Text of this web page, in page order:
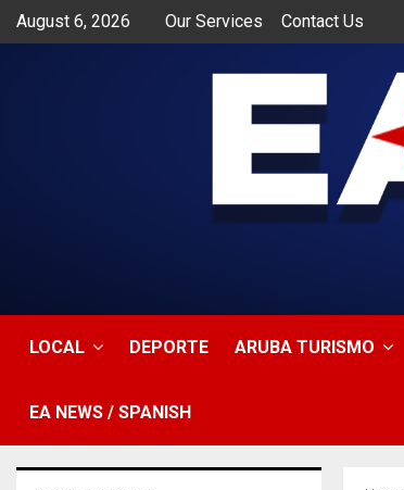
August 6, 2026 Our Services Contact Us
LOCAL DEPORTE ARUBA TURISMO
EA NEWS / SPANISH